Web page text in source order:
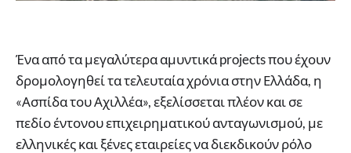
Ένα από τα μεγαλύτερα αμυντικά projects που έχουν
δρομολογηθεί τα τελευταία χρόνια στην Ελλάδα, η
«Ασπίδα του Αχιλλέα», εξελίσσεται πλέον και σε
πεδίο έντονου επιχειρηματικού ανταγωνισμού, με
ελληνικές και ξένες εταιρείες να διεκδικούν ρόλο